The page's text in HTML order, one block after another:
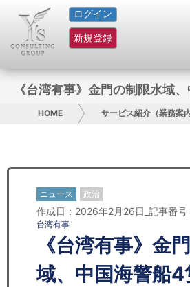
ログイン
新規登録
HOME
サービス紹介
コラム
グループ概要
日本人にPR
コンサルティング
リサーチ
《台湾有事》金門の制限水域
HOME サービス紹介（業務案内
ニュース 政治
作成日：2026年2月26日_記事番
台湾有事
《台湾有事》金
域、中国海警船4